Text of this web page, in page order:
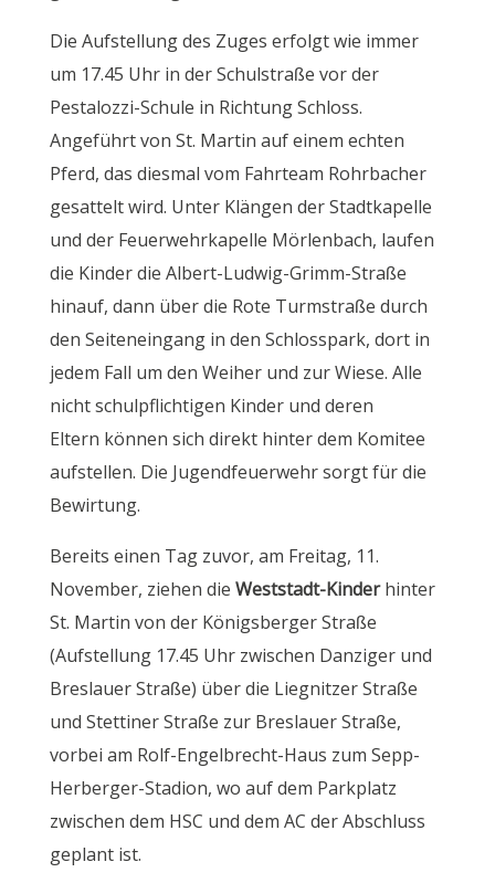
Die Aufstellung des Zuges erfolgt wie immer
um 17.45 Uhr in der Schulstraße vor der
Pestalozzi-Schule in Richtung Schloss.
Angeführt von St. Martin auf einem echten
Pferd, das diesmal vom Fahrteam Rohrbacher
gesattelt wird. Unter Klängen der Stadtkapelle
und der Feuerwehrkapelle Mörlenbach, laufen
die Kinder die Albert-Ludwig-Grimm-Straße
hinauf, dann über die Rote Turmstraße durch
den Seiteneingang in den Schlosspark, dort in
jedem Fall um den Weiher und zur Wiese. Alle
nicht schulpflichtigen Kinder und deren
Eltern können sich direkt hinter dem Komitee
aufstellen. Die Jugendfeuerwehr sorgt für die
Bewirtung.
Bereits einen Tag zuvor, am Freitag, 11.
November, ziehen die Weststadt-Kinderhinter
St. Martin von der Königsberger Straße
(Aufstellung 17.45 Uhr zwischen Danziger und
Breslauer Straße) über die Liegnitzer Straße
und Stettiner Straße zur Breslauer Straße,
vorbei am Rolf-Engelbrecht-Haus zum Sepp-
Herberger-Stadion, wo auf dem Parkplatz
zwischen dem HSC und dem AC der Abschluss
geplant ist.